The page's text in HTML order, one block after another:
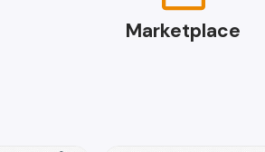
Marketplace